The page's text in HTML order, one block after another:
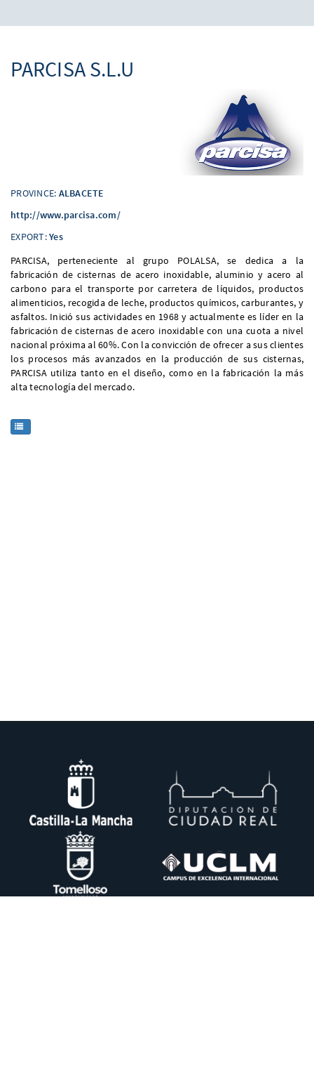
PARCISA S.L.U
PROVINCE: ALBACETE
http://www.parcisa.com/
EXPORT:Yes
PARCISA, perteneciente al grupo POLALSA, se dedica a la
fabricación de cisternas de acero inoxidable, aluminio y acero al
carbono para el transporte por carretera de líquidos, productos
alimenticios, recogida de leche, productos químicos, carburantes, y
asfaltos. Inició sus actividades en 1968 y actualmente es líder en la
fabricación de cisternas de acero inoxidable con una cuota a nivel
nacional próxima al 60%. Con la convicción de ofrecer a sus clientes
los procesos más avanzados en la producción de sus cisternas,
PARCISA utiliza tanto en el diseño, como en la fabricación la más
alta tecnología del mercado.